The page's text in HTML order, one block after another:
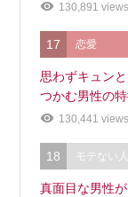
130,891 views
17 恋愛
思わずキュン
つかむ男性の
130,441 views
18 モテない人
真面目な男性